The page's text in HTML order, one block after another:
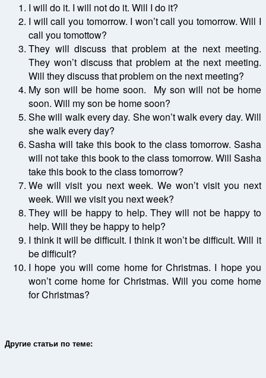
I will do it. I will not do it. Will I do it?
I will call you tomorrow. I won’t call you tomorrow. Will I
call you tomottow?
They will discuss that problem at the next meeting.
They won’t discuss that problem at the next meeting.
Will they discuss that problem on the next meeting?
My son will be home soon. My son will not be home
soon. Will my son be home soon?
She will walk every day. She won’t walk every day. Will
she walk every day?
Sasha will take this book to the class tomorrow. Sasha
will not take this book to the class tomorrow. Will Sasha
take this book to the class tomorrow?
We will visit you next week. We won’t visit you next
week. Will we visit you next week?
They will be happy to help. They will not be happy to
help. Will they be happy to help?
I think it will be difficult. I think it won’t be difficult. Will it
be difficult?
I hope you will come home for Christmas. I hope you
won’t come home for Christmas. Will you come home
for Christmas?
Другие статьи по теме: